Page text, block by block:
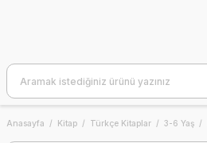
Anasayfa Kitap Türkçe Kitaplar 3-6 Yaş